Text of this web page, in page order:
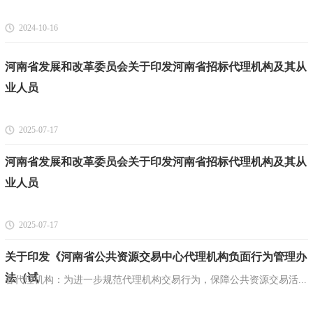
2024-10-16
河南省发展和改革委员会关于印发河南省招标代理机构及其从
业人员
2025-07-17
河南省发展和改革委员会关于印发河南省招标代理机构及其从
业人员
2025-07-17
关于印发《河南省公共资源交易中心代理机构负面行为管理办
法（试
各代理机构：为进一步规范代理机构交易行为，保障公共资源交易活...